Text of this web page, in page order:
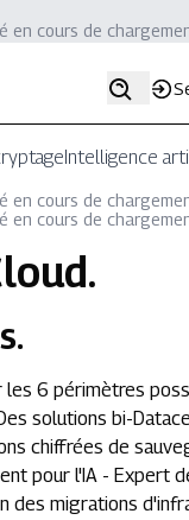
en cours de
Intelligence
en cours de
en cours de
.
les 6 périmètres
solutions bi-
chiffrées de
pour l'IA - Expert
des migrations